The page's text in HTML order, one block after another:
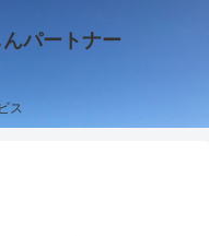
んパートナー
ス